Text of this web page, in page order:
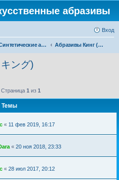
абразивы
Вход
Синтетические абразивы Абразивы Кинг (King, キング)
ング)
1 из 1
Темы
« 11 фев 2019, 16:17
« 20 ноя 2018, 23:33
« 28 июл 2017, 20:12